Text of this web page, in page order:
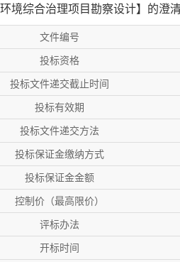
境综合治理项目勘察设计】的澄
文件编号
投标资格
投标文件递交截止时间
投标有效期
投标文件递交方法
投标保证金缴纳方式
投标保证金金额
控制价（最高限价）
评标办法
开标时间